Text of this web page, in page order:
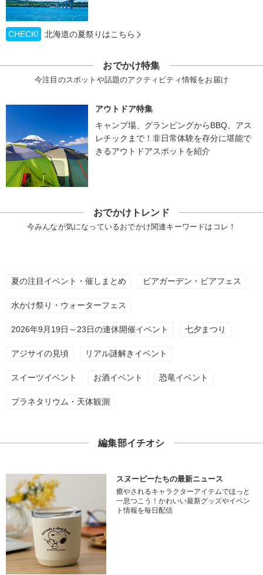
CHECK! 北海道の夏祭りはこちら
おでかけ特集
今注目のスポットや話題のアクティビティ情報をお届け
アウトドア特集
キャンプ場、グランピングからBBQ、アス
レチックまで！非日常体験を存分に堪能で
きるアウトドアスポットを紹介
おでかけトレンド
今みんなが気になっているおでかけ関連キーワードはコレ！
夏の注目イベント・催しまとめ ビアガーデン・ビアフェス
水かけ祭り・ウォーターフェス
2026年9月19日～23日の連休開催イベント 七夕まつり
アジサイの見頃 リアル謎解きイベント
スイーツイベント お酒イベント 恐竜イベント
プラネタリウム・天体観測
編集部イチオシ
スヌーピーたちの最新ニュース
癒やされるキャラクターアイテムでほっと
一息つこう！かわいい最新グッズやイベン
ト情報を毎日配信